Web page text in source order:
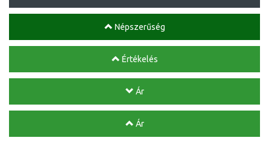
Népszerűség
Értékelés
Ár
Ár